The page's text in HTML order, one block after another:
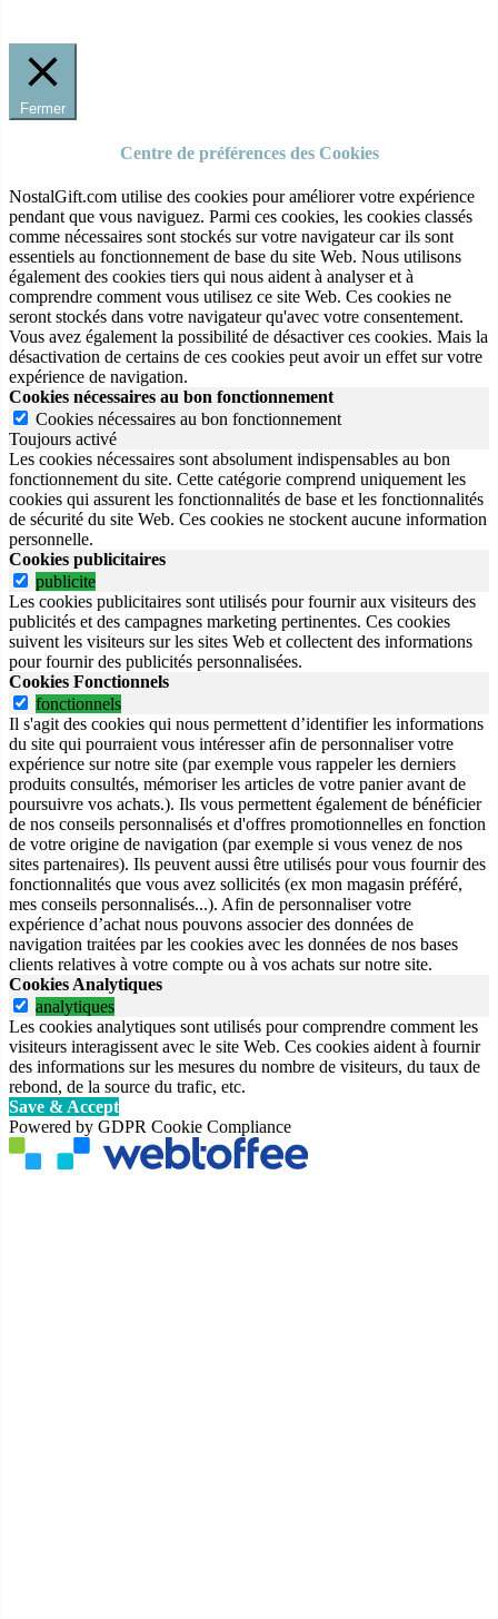
Fermer
Centre de préférences des Cookies
NostalGift.com utilise des cookies pour améliorer votre expérience
pendant que vous naviguez. Parmi ces cookies, les cookies classés
comme nécessaires sont stockés sur votre navigateur car ils sont
essentiels au fonctionnement de base du site Web. Nous utilisons
également des cookies tiers qui nous aident à analyser et à
comprendre comment vous utilisez ce site Web. Ces cookies ne
seront stockés dans votre navigateur qu'avec votre consentement.
Vous avez également la possibilité de désactiver ces cookies. Mais la
désactivation de certains de ces cookies peut avoir un effet sur votre
expérience de navigation.
Cookies nécessaires au bon fonctionnement
Cookies nécessaires au bon fonctionnement
Toujours activé
Les cookies nécessaires sont absolument indispensables au bon
fonctionnement du site. Cette catégorie comprend uniquement les
cookies qui assurent les fonctionnalités de base et les fonctionnalités
de sécurité du site Web. Ces cookies ne stockent aucune information
personnelle.
Cookies publicitaires
publicite
Les cookies publicitaires sont utilisés pour fournir aux visiteurs des
publicités et des campagnes marketing pertinentes. Ces cookies
suivent les visiteurs sur les sites Web et collectent des informations
pour fournir des publicités personnalisées.
Cookies Fonctionnels
fonctionnels
Il s'agit des cookies qui nous permettent d’identifier les informations
du site qui pourraient vous intéresser afin de personnaliser votre
expérience sur notre site (par exemple vous rappeler les derniers
produits consultés, mémoriser les articles de votre panier avant de
poursuivre vos achats.). Ils vous permettent également de bénéficier
de nos conseils personnalisés et d'offres promotionnelles en fonction
de votre origine de navigation (par exemple si vous venez de nos
sites partenaires). Ils peuvent aussi être utilisés pour vous fournir des
fonctionnalités que vous avez sollicités (ex mon magasin préféré,
mes conseils personnalisés...). Afin de personnaliser votre
expérience d’achat nous pouvons associer des données de
navigation traitées par les cookies avec les données de nos bases
clients relatives à votre compte ou à vos achats sur notre site.
Cookies Analytiques
analytiques
Les cookies analytiques sont utilisés pour comprendre comment les
visiteurs interagissent avec le site Web. Ces cookies aident à fournir
des informations sur les mesures du nombre de visiteurs, du taux de
rebond, de la source du trafic, etc.
Save & Accept
Powered by GDPR Cookie Compliance